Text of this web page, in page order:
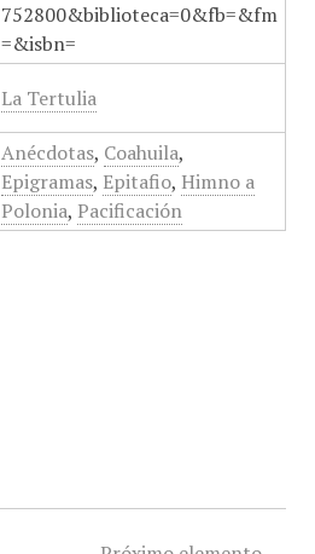
752800&biblioteca=0&fb=&fm
=&isbn=
La Tertulia
Anécdotas, Coahuila,
Epigramas, Epitafio, Himno a
Polonia, Pacificación